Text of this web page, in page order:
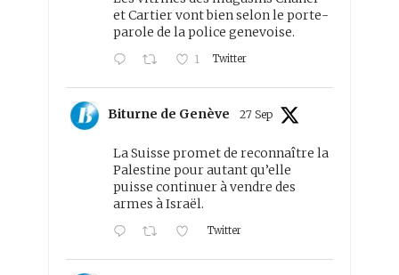
et Cartier vont bien selon le porte-
parole de la police genevoise.
1 Twitter
Biturne de Genève 27 Sep
La Suisse promet de reconnaître la
Palestine pour autant qu’elle
puisse continuer à vendre des
armes à Israël.
Twitter